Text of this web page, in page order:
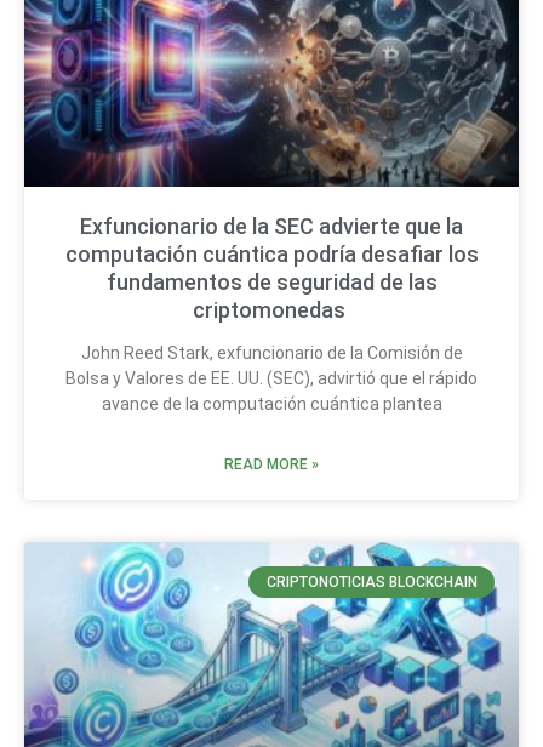
Exfuncionario de la SEC advierte que la
computación cuántica podría desafiar los
fundamentos de seguridad de las
criptomonedas
John Reed Stark, exfuncionario de la Comisión de
Bolsa y Valores de EE. UU. (SEC), advirtió que el rápido
avance de la computación cuántica plantea
READ MORE »
CRIPTONOTICIAS BLOCKCHAIN